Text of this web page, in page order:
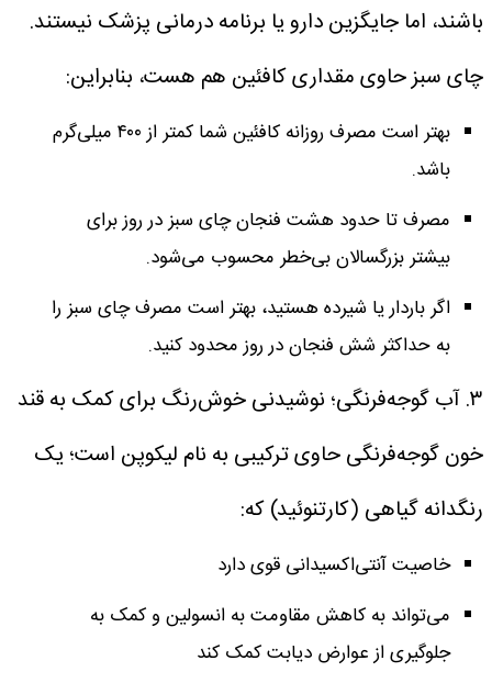
باشند، اما جایگزین دارو یا برنامه درمانی پزشک نیستند.
چای سبز حاوی مقداری کافئین هم هست، بنابراین:
بهتر است مصرف روزانه کافئین شما کمتر از ۴۰۰ میلی‌گرم
باشد.
مصرف تا حدود هشت فنجان چای سبز در روز برای
بیشتر بزرگسالان بی‌خطر محسوب می‌شود.
اگر باردار یا شیرده هستید، بهتر است مصرف چای سبز را
به حداکثر شش فنجان در روز محدود کنید.
۳. آب گوجه‌فرنگی؛ نوشیدنی خوش‌رنگ برای کمک به قند
خونگوجه‌فرنگی حاوی ترکیبی به نام لیکوپن است؛ یک
رنگدانه گیاهی (کارتنوئید) که:
خاصیت آنتی‌اکسیدانی قوی دارد
می‌تواند به کاهش مقاومت به انسولین و کمک به
جلوگیری از عوارض دیابت کمک کند